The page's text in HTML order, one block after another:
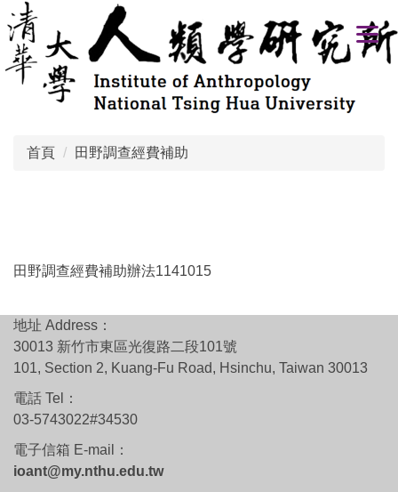
跳
到
主
首頁 田野調查經費補助
田野調查經費補助辦法1141015
地址 Address：
30013 新竹市東區光復路二段101號
101, Section 2, Kuang-Fu Road, Hsinchu, Taiwan 30013
電話 Tel：
03-5743022#34530
電子信箱 E-mail：
ioant@my.nthu.edu.tw